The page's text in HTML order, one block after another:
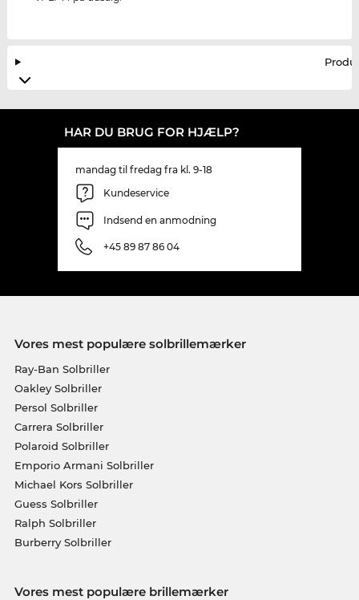
HAR DU BRUG FOR HJÆLP?
mandag til fredag fra kl. 9-18
Kundeservice
Indsend en anmodning
+45 89 87 86 04
Vores mest populære solbrillemærker
Ray-Ban Solbriller
Oakley Solbriller
Persol Solbriller
Carrera Solbriller
Polaroid Solbriller
Emporio Armani Solbriller
Michael Kors Solbriller
Guess Solbriller
Ralph Solbriller
Burberry Solbriller
Vores mest populære brillemærker